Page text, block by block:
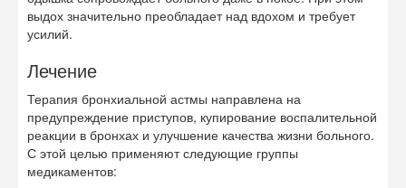
выдох значительно преобладает над вдохом и требует
усилий.
Лечение
Терапия бронхиальной астмы направлена на
предупреждение приступов, купирование воспалительной
реакции в бронхах и улучшение качества жизни больного.
С этой целью применяют следующие группы
медикаментов: